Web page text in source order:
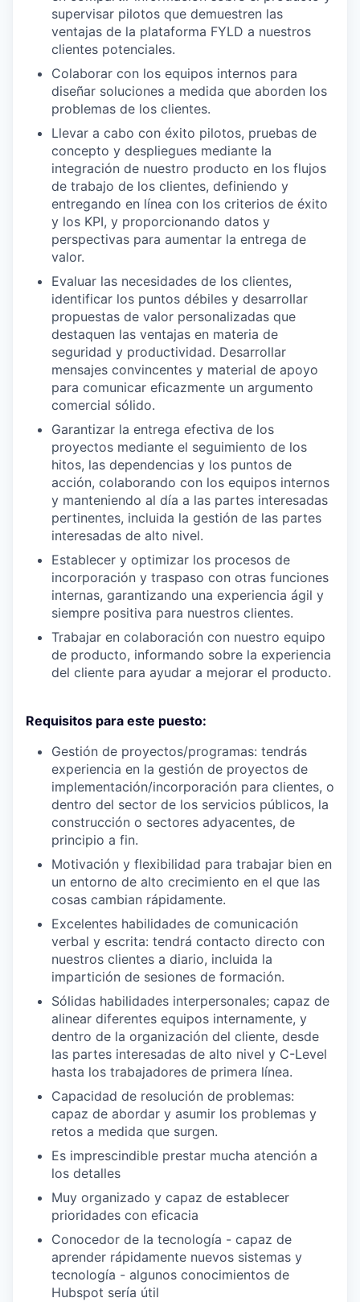
supervisar pilotos que demuestren las
ventajas de la plataforma FYLD a nuestros
clientes potenciales.
Colaborar con los equipos internos para
diseñar soluciones a medida que aborden los
problemas de los clientes.
Llevar a cabo con éxito pilotos, pruebas de
concepto y despliegues mediante la
integración de nuestro producto en los flujos
de trabajo de los clientes, definiendo y
entregando en línea con los criterios de éxito
y los KPI, y proporcionando datos y
perspectivas para aumentar la entrega de
valor.
Evaluar las necesidades de los clientes,
identificar los puntos débiles y desarrollar
propuestas de valor personalizadas que
destaquen las ventajas en materia de
seguridad y productividad. Desarrollar
mensajes convincentes y material de apoyo
para comunicar eficazmente un argumento
comercial sólido.
Garantizar la entrega efectiva de los
proyectos mediante el seguimiento de los
hitos, las dependencias y los puntos de
acción, colaborando con los equipos internos
y manteniendo al día a las partes interesadas
pertinentes, incluida la gestión de las partes
interesadas de alto nivel.
Establecer y optimizar los procesos de
incorporación y traspaso con otras funciones
internas, garantizando una experiencia ágil y
siempre positiva para nuestros clientes.
Trabajar en colaboración con nuestro equipo
de producto, informando sobre la experiencia
del cliente para ayudar a mejorar el producto.
Requisitos para este puesto:
Gestión de proyectos/programas: tendrás
experiencia en la gestión de proyectos de
implementación/incorporación para clientes, o
dentro del sector de los servicios públicos, la
construcción o sectores adyacentes, de
principio a fin.
Motivación y flexibilidad para trabajar bien en
un entorno de alto crecimiento en el que las
cosas cambian rápidamente.
Excelentes habilidades de comunicación
verbal y escrita: tendrá contacto directo con
nuestros clientes a diario, incluida la
impartición de sesiones de formación.
Sólidas habilidades interpersonales; capaz de
alinear diferentes equipos internamente, y
dentro de la organización del cliente, desde
las partes interesadas de alto nivel y C-Level
hasta los trabajadores de primera línea.
Capacidad de resolución de problemas:
capaz de abordar y asumir los problemas y
retos a medida que surgen.
Es imprescindible prestar mucha atención a
los detalles
Muy organizado y capaz de establecer
prioridades con eficacia
Conocedor de la tecnología - capaz de
aprender rápidamente nuevos sistemas y
tecnología - algunos conocimientos de
Hubspot sería útil